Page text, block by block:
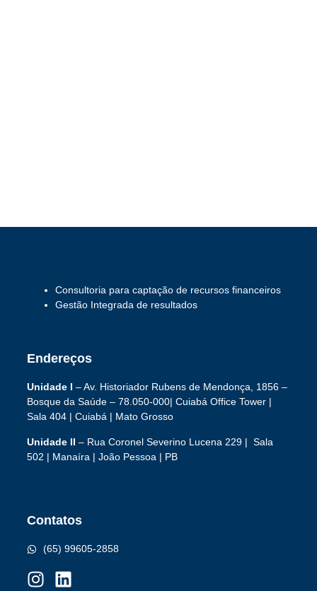
Consultoria para captação de recursos financeiros
Gestão Integrada de resultados
Endereços
Unidade I – Av. Historiador Rubens de Mendonça, 1856 –
Bosque da Saúde – 78.050-000| Cuiabá Office Tower |
Sala 404 | Cuiabá | Mato Grosso
Unidade II – Rua Coronel Severino Lucena 229 | Sala
502 | Manaíra | João Pessoa | PB
Contatos
(65) 99605-2858